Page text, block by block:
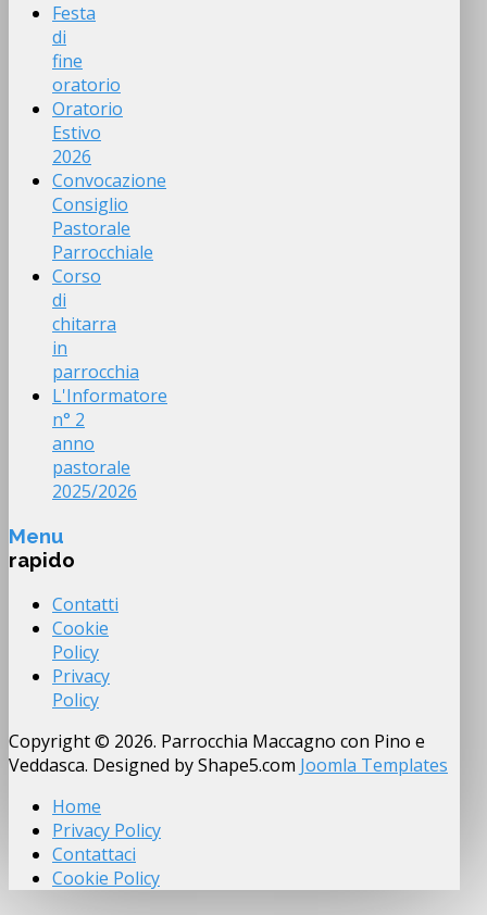
Festa
di
fine
oratorio
Oratorio
Estivo
2026
Convocazione
Consiglio
Pastorale
Parrocchiale
Corso
di
chitarra
in
parrocchia
L'Informatore
n° 2
anno
pastorale
2025/2026
Menu
rapido
Contatti
Cookie
Policy
Privacy
Policy
Copyright © 2026. Parrocchia Maccagno con Pino e
Veddasca. Designed by Shape5.com Joomla Templates
Home
Privacy Policy
Contattaci
Cookie Policy